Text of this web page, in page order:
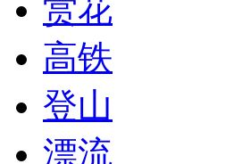
赏花
高铁
登山
漂流